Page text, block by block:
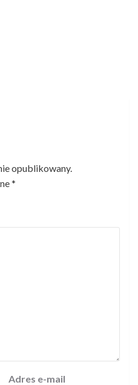
opublikowany.
*
Adres e-mail